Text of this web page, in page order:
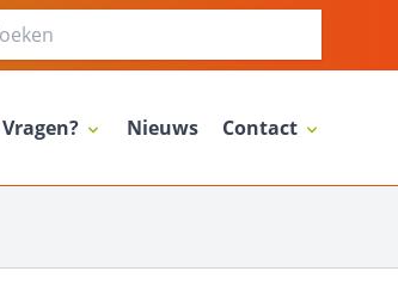
Vragen? Nieuws Contact